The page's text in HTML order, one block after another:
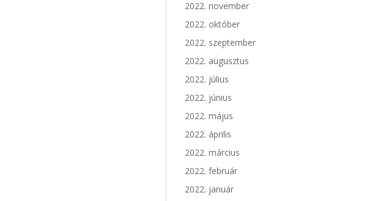
2022. november
2022. október
2022. szeptember
2022. augusztus
2022. július
2022. június
2022. május
2022. április
2022. március
2022. február
2022. január